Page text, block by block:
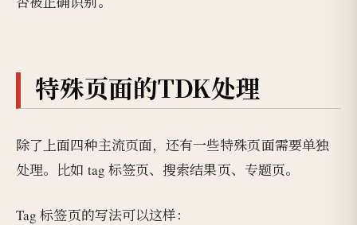
特殊页面的TDK处理
除了上面四种主流页面，还有一些特殊页面需要单独
处理。比如 tag 标签页、搜索结果页、专题页。
Tag 标签页的写法可以这样：